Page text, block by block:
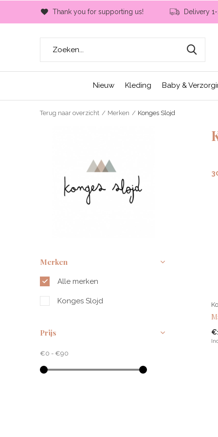
Nieuw Kleding Baby &
Thank you for supporting us! Delivery
Terug naar overzicht Merken Konges Slojd
Merken
Alle merken
Konges Slojd
Prijs
€0 - €90